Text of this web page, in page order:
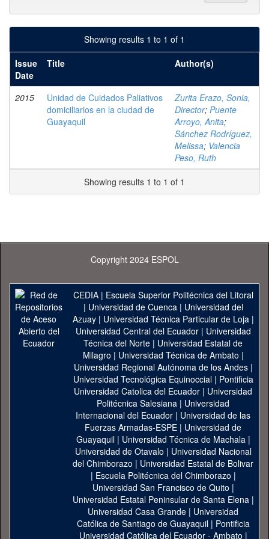
Showing results 1 to 1 of 1
Issue
Date
Title Author(s)
2015
Unidad de Cuidados Paliativos
domiciliarios en la ciudad de
Guayaquil
Zurita Erazo, Sonia,
Director; Puente
Arroyo, Anita;
Sánchez Rodríguez,
Melissa; Valencia
Peso, Ruth
Showing results 1 to 1 of 1
Copyright 2024 ESPOL
CEDIA| Escuela Superior Politécnica del Litoral
| Universidad de Cuenca| Universidad del
Azuay| Universidad Técnica Particular de Loja|
Universidad Central del Ecuador| Universidad
Técnica del Norte | Universidad Estatal de
Milagro | Universidad Técnica de Ambato |
Universidad Regional Autónoma de los Andes|
Universidad Tecnológica Equinoccial| Pontificia
Universidad Catolica del Ecuador | Universidad
Politécnica Salesiana | Universidad
Internacional del Ecuador | Universidad de las
Fuerzas Armadas-ESPE | Universidad de
Guayaquil| Universidad Técnica de Machala|
Universidad de Otavalo | Universidad Nacional
del Chimborazo | Universidad Estatal de Bolivar
| Escuela Politécnica del Chimborazo |
Universidad San Francisco de Quito |
Universidad Estatal Peninsular de Santa Elena|
Universidad Casa Grande | Universidad
Católica de Santiago de Guayaquil| Pontificia
Universidad Católica del Ecuador - Ambato |